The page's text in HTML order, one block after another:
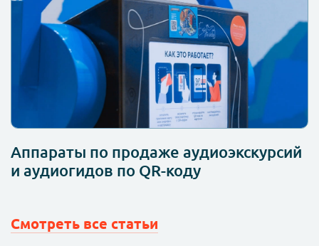
Аппараты по продаже аудиоэкскурсий
и аудиогидов по QR-коду
Смотреть все статьи